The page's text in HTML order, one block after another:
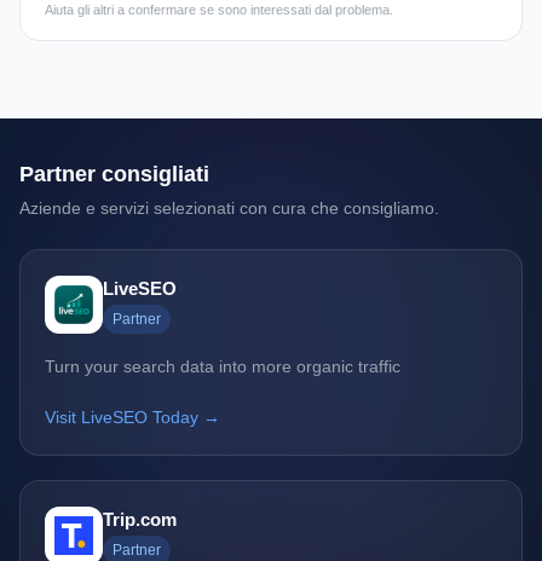
Aiuta gli altri a confermare se sono interessati dal problema.
Partner consigliati
Aziende e servizi selezionati con cura che consigliamo.
LiveSEO
Partner
Turn your search data into more organic traffic
Visit LiveSEO Today →
Trip.com
Partner